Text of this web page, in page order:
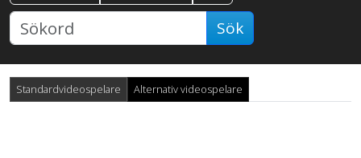
Sök
Standardvideospelare Alternativ videospelare